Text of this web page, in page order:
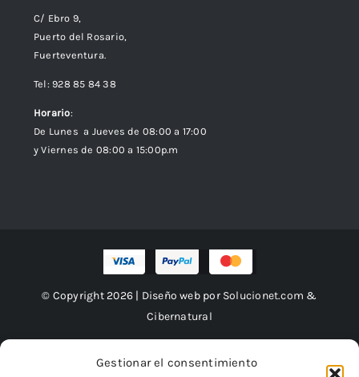
Gestionar el consentimiento
C/ Ebro 9,
Puerto del Rosario,
Fuerteventura.
Tel: 928 85 84 38
Horario:
De Lunes a Jueves de 08:00 a 17:00
y Viernes de 08:00 a 15:00p.m
© Copyright 2026 | Diseño web por Solucionet.com &
Cibernatural